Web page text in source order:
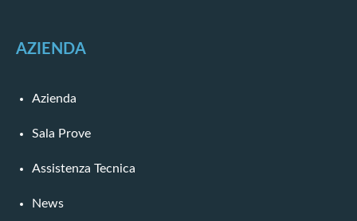
AZIENDA
Azienda
Sala Prove
Assistenza Tecnica
News